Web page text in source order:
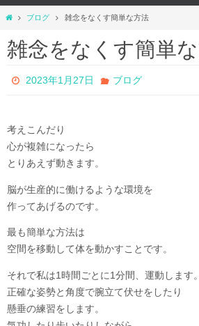
ホ
ム
ブログ 雑念をなくす簡単な方法
雑念をなくす簡単
2023年1月27日 ブログ
考えこんだり
心が複雑になったら
とりあえず動きます。
脳が生産的に働けるような環境を
作ってあげるのです。
最も簡単な方法は
空間を移動して体を動かすことです。
それで私は1時間ごとに1分間、運動します。
正確な姿勢と角度で腕立て伏せをしたり
懸垂の練習をします。